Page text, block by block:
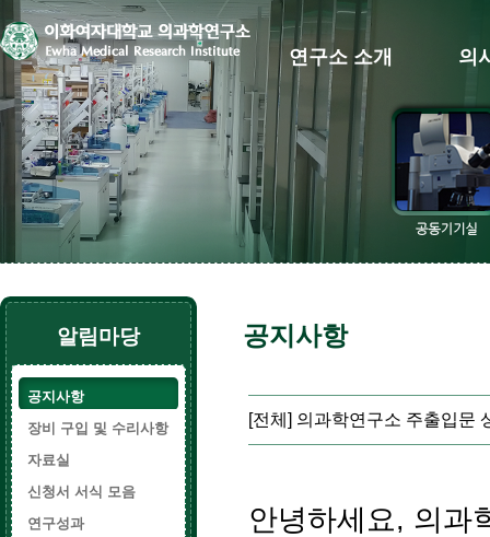
연구소 소개 의
알림마당
공지사항
장비 구입 및 수리사항
자료실
신청서 서식 모음
연구성과
공지사항
[전체] 의과학연구소 주출입문
안녕하세요, 의과